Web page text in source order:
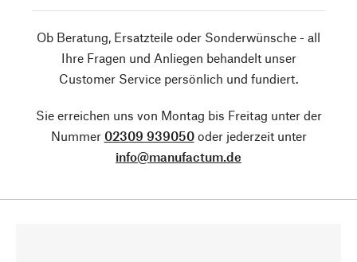
Ob Beratung, Ersatzteile oder Sonderwünsche - all
Ihre Fragen und Anliegen behandelt unser
Customer Service persönlich und fundiert.
Sie erreichen uns von Montag bis Freitag unter der
Nummer 02309 939050oder jederzeit unter
info@manufactum.de